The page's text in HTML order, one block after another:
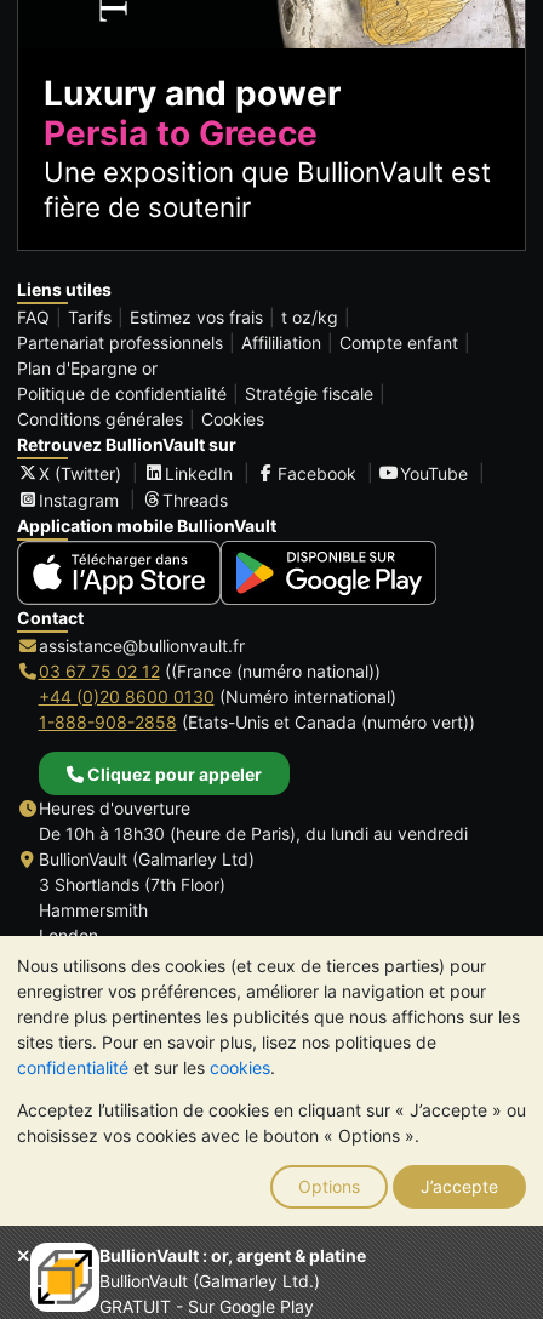
Nous utilisons des cookies (et ceux de tierces parties) pour
enregistrer vos préférences, améliorer la navigation et pour
rendre plus pertinentes les publicités que nous affichons sur les
sites tiers. Pour en savoir plus, lisez nos politiques de
confidentialité et sur les cookies.
Acceptez l’utilisation de cookies en cliquant sur « J’accepte » ou
choisissez vos cookies avec le bouton « Options ».
Options J’accepte
BullionVault : or, argent & platine
BullionVault (Galmarley Ltd.)
GRATUIT - Sur Google Play
Luxury and power
Persia to Greece
Une exposition que BullionVault est
fière de soutenir
Liens utiles
FAQ
Tarifs Estimez vos frais
t oz/kg
Partenariat professionnels
Affililiation
Compte enfant
Plan d'Epargne or
Politique de confidentialité
Stratégie fiscale
Conditions générales
Cookies
Retrouvez BullionVault sur
X (Twitter)
LinkedIn Facebook
YouTube
Instagram
Threads
Application mobile BullionVault
Contact
assistance@bullionvault.fr
03 67 75 02 12((France (numéro national))
+44 (0)20 8600 0130 (Numéro international)
1-888-908-2858 (Etats-Unis et Canada (numéro vert))
Cliquez pour appeler
Heures d'ouverture
De 10h à 18h30 (heure de Paris), du lundi au vendredi
BullionVault (Galmarley Ltd)
3 Shortlands (7th Floor)
Hammersmith
London
W6 8DA
ROYAUME UNI
TrustScore 4.6 | 534 avis
VEUILLEZ NOTER: La valeur des métaux précieux peut aussi
bien baisser qu'augmenter. Les tendances historiques ne
garantissent pas l'évolution future des cours. Rien sur les sites
Internet de BullionVault ou dans ses communications ne
constitue un conseil en investissement. Demander l'avis d'un
professionnel est à envisager pour déterminer si la possession
de métaux précieux vous convient.